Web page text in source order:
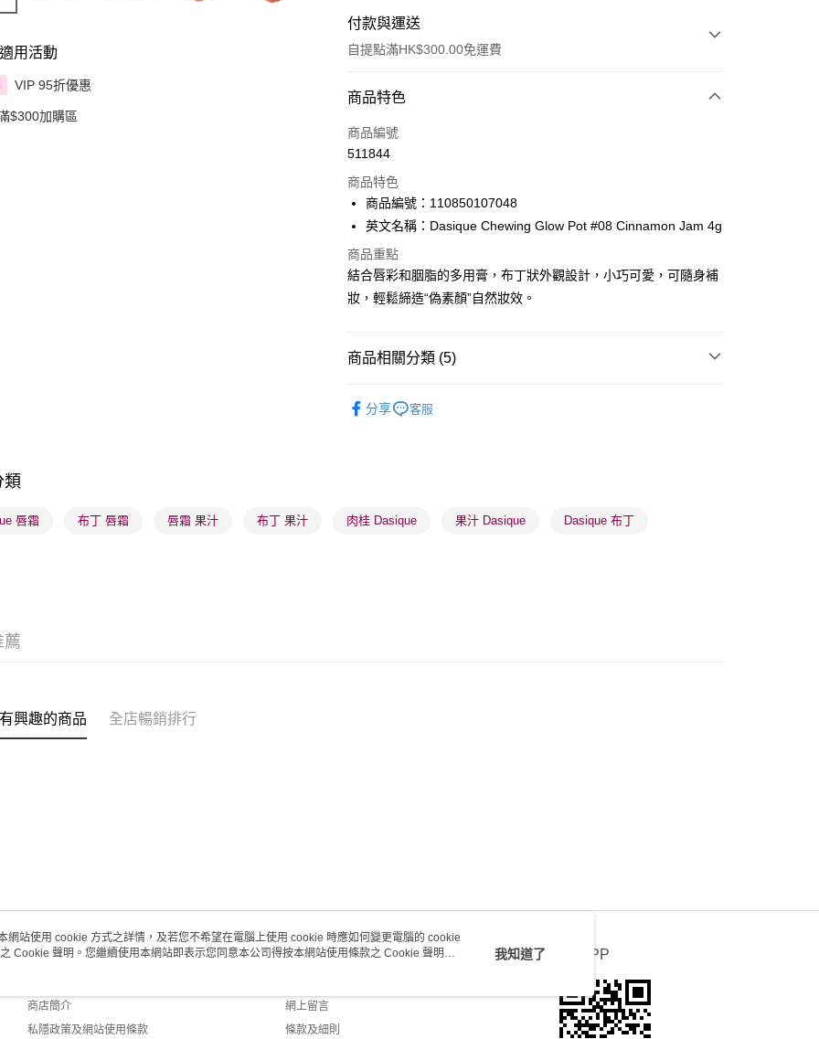
用活動
VIP 95折優惠
$300加購區
付款與運送
自提點滿HK$300.00免運費
付款方式
信用卡
AlipayHK
PayMe
WeChat Pay
BoC Pay
送貨方式
每筆HK$65.00，滿HK$300.00或以上免運費
物流公司進行物流配送
商品特色
商品編號
511844
商品特色
商品編號：110850107048
英文名稱：Dasique Chewing Glow Pot #08 Cinnamon Jam 4g
商品重點
結合唇彩和胭脂的多用膏，布丁狀外觀設計，小巧可愛，可隨身補
妝，輕鬆締造“偽素顏”自然妝效。
商品相關分類 (5)
莎莎獨家品牌✨ 韓系品牌 全部產品
分享 客服
類
唇霜 布丁 唇霜 唇霜 果汁 布丁 果汁 肉桂 Dasique 果汁 Dasique Dasique 布丁
薦
興趣的商品 全店暢銷排行
關於我們
商店簡介
私隱政策及網站使用條款
客戶服務
網上留言
條款及細則
官方APP
網站使用 cookie 方式之詳情，及若您不希望在電腦上使用 cookie 時應如何變更電腦的 cookie
之 Cookie 聲明。您繼續使用本網站即表示您同意本公司得按本網站使用條款之 Cookie 聲明使
我知道了